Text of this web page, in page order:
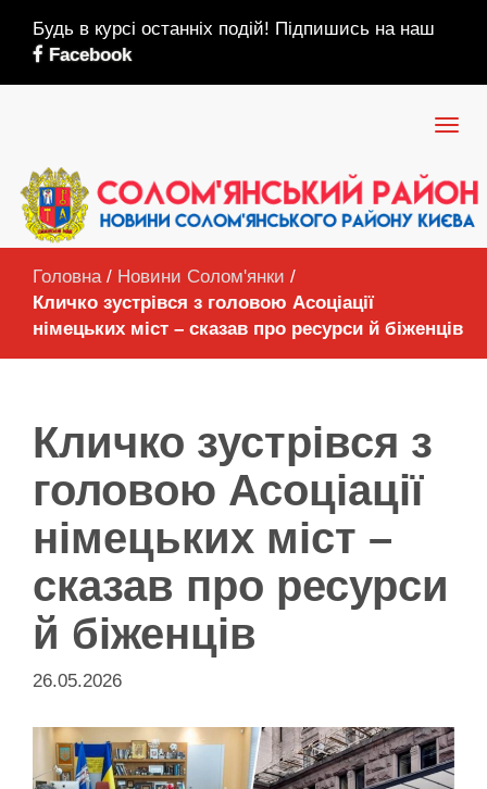
Будь в курсі останніх подій! Підпишись на наш
Facebook
Головна / Новини Солом'янки /
Кличко зустрівся з головою Асоціації
німецьких міст – сказав про ресурси й біженців
Кличко зустрівся з
головою Асоціації
німецьких міст –
сказав про ресурси
й біженців
26.05.2026